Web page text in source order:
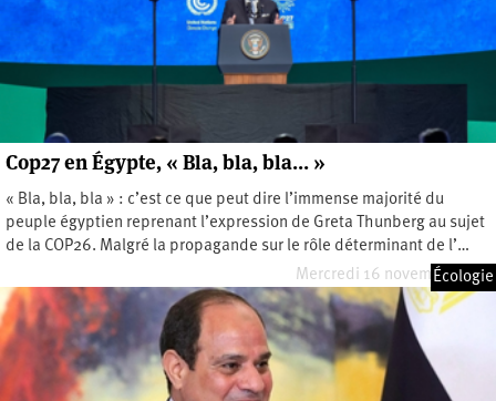
Cop27 en Égypte, « Bla, bla, bla… »
« Bla, bla, bla » : c’est ce que peut dire l’immense majorité du
peuple égyptien reprenant l’expression de Greta Thunberg au sujet
de la COP26. Malgré la propagande sur le rôle déterminant de l’…
Mercredi 16 novembre 2022
Écologie